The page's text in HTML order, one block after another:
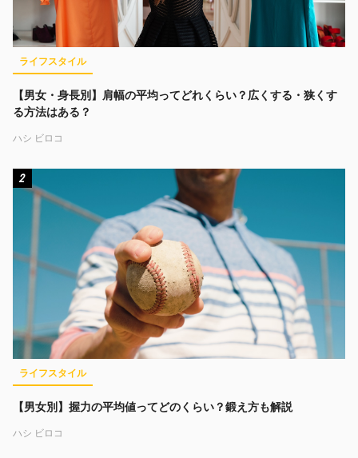
ライフスタイル
【男女・身長別】肩幅の平均ってどれくらい？広くする・狭くす
る方法はある？
ハシ ビロコ
2
ライフスタイル
【男女別】握力の平均値ってどのくらい？鍛え方も解説
ハシ ビロコ